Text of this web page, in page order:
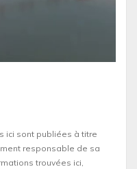
ici sont publiées à titre
responsable de sa
trouvées ici,